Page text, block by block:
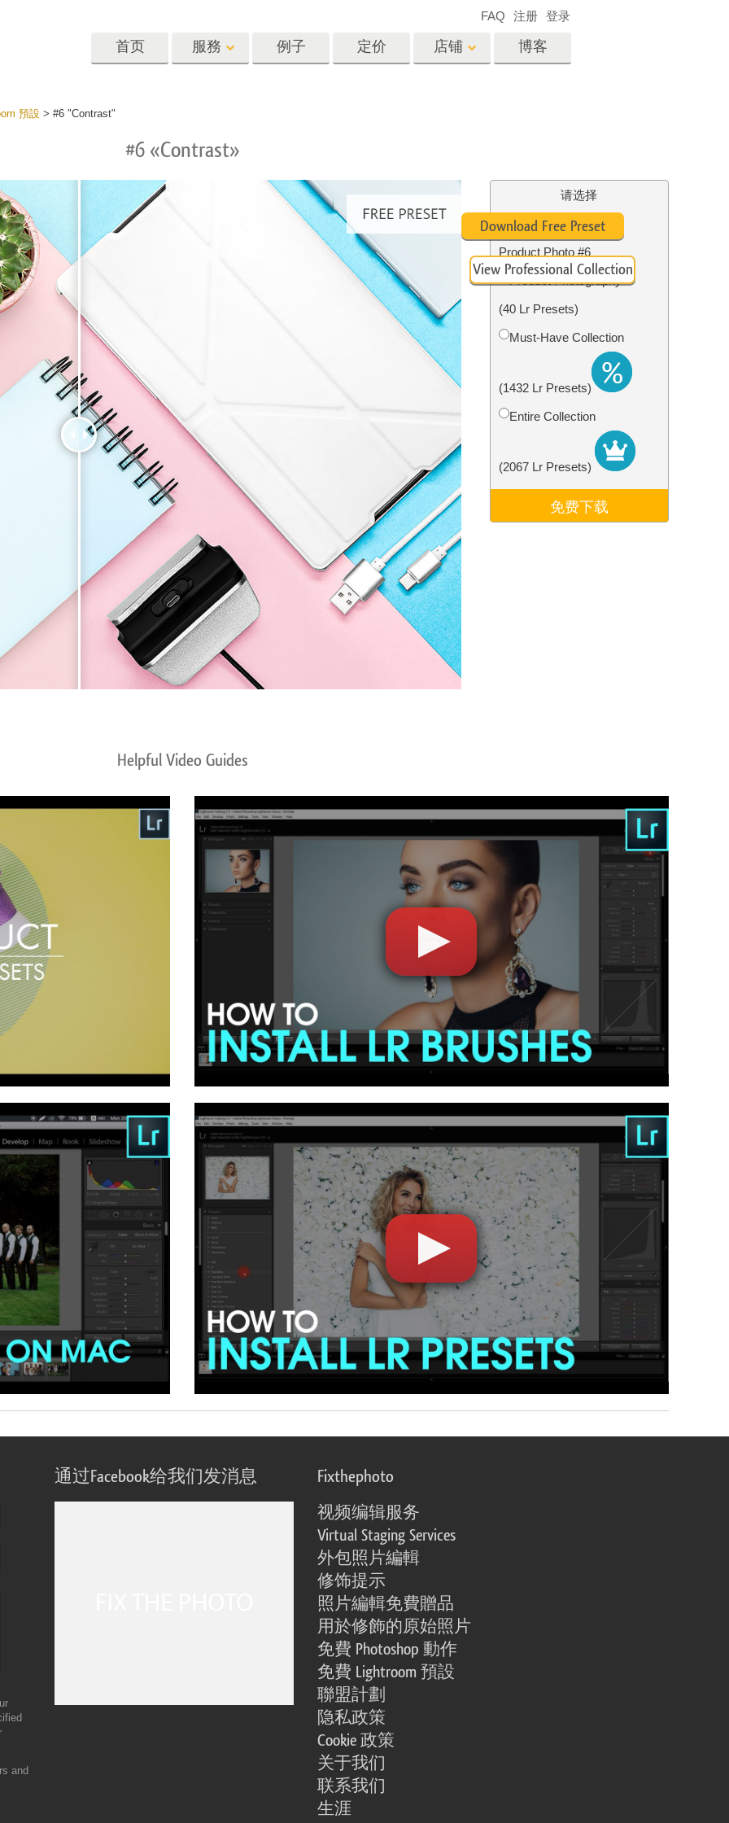
首页 服務
片编辑服务 图像处理服务 照片修复服务
修图服务 珠宝修饰服务 Video Editing Services
例子 定价 店铺
预设
Photoshop 动作
Photoshop 疊加
Photoshop 紋理
Ps 动作 整个合集
情人节贺卡
婚礼请柬
儿童生日请柬
博客
FAQ 注册 登录
預設> #6 "Contrast"
#6 «Contrast»
请选择
Lightroom Preset for
Product Photo #6
Product Photography
(40 Lr Presets)
Must-Have Collection
(1432 Lr Presets)
Entire Collection
(2067 Lr Presets)
免费下载
Download Free Preset
View Professional Collection
Helpful Video Guides
and
通过Facebook给我们发消息 Fixthephoto
视频编辑服务
Virtual Staging Services
外包照片編輯
修饰提示
照片編輯免費贈品
用於修飾的原始照片
免費 Photoshop 動作
免費 Lightroom 預設
聯盟計劃
隐私政策
Cookie 政策
关于我们
联系我们
生涯